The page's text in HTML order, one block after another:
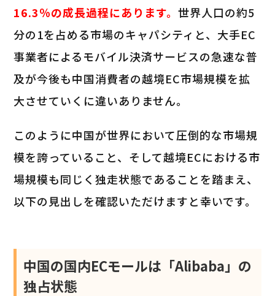
16.3％の成長過程にあります。世界人口の約5
分の1を占める市場のキャパシティと、大手EC
事業者によるモバイル決済サービスの急速な普
及が今後も中国消費者の越境EC市場規模を拡
大させていくに違いありません。
このように中国が世界において圧倒的な市場規
模を誇っていること、そして越境ECにおける市
場規模も同じく独走状態であることを踏まえ、
以下の見出しを確認いただけますと幸いです。
中国の国内ECモールは「Alibaba」の
独占状態